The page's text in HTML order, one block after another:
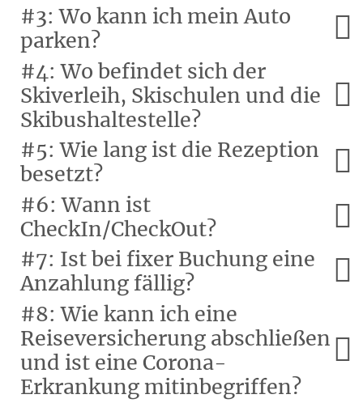
#3: Wo kann ich mein Auto
parken?
#4: Wo befindet sich der
Skiverleih, Skischulen und die
Skibushaltestelle?
#5: Wie lang ist die Rezeption
besetzt?
#6: Wann ist
CheckIn/CheckOut?
#7: Ist bei fixer Buchung eine
Anzahlung fällig?
#8: Wie kann ich eine
Reiseversicherung abschließen
und ist eine Corona-
Erkrankung mitinbegriffen?